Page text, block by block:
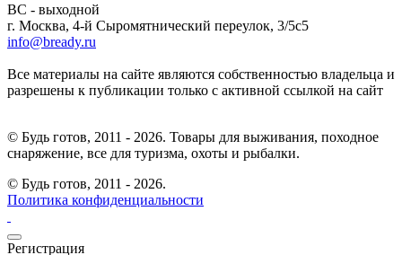
ВС - выходной
г. Москва, 4-й Сыромятнический переулок, 3/5с5
info@bready.ru
Все материалы на сайте являются собственностью владельца и
разрешены к публикации только с активной ссылкой на сайт
© Будь готов, 2011 - 2026. Товары для выживания, походное
снаряжение, все для туризма, охоты и рыбалки.
© Будь готов, 2011 - 2026.
Политика конфиденциальности
Регистрация